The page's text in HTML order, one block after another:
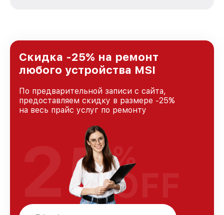
и лояльности наших клиентов.
Скидка -25% на ремонт
любого устройства MSI
По предварительной записи с сайта,
предоставляем скидку в размере -25%
на весь прайс услуг по ремонту
25%
OFF